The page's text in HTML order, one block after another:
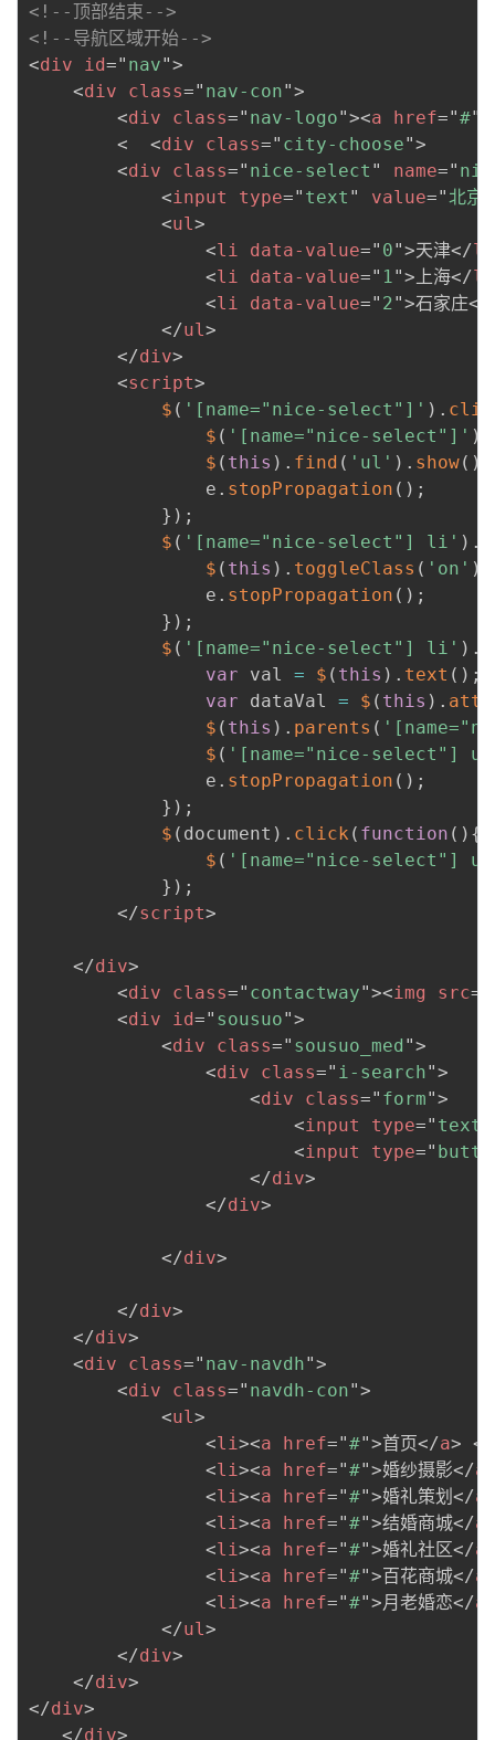
<!--顶部结束-->
<!--导航区域开始-->
<div id=" nav">
<div class=" nav-con">
<div class=" nav-logo"><a href="#"
        <
<div class=" city-choose">
<div class=" nice-select " name="
<input type=" text " value="北京
<ul>
<li data-value=" 0">天津</li
<li data-value=" 1">上海</li
<li data-value=" 2">石家庄</
</ul>
</div>
<script>
$ ( '[name="nice-select"]' ) .
$ ( '[name="nice-select"]' )
$ ( this ) . find ( 'ul' ) . show( )
                e
. stopPropagation ( ) ;
} ) ;
$ ( '[name="nice-select"] li' ) .
$ ( this ) . toggleClass ( 'on' )
                e
. stopPropagation ( ) ;
} ) ;
$ ( '[name="nice-select"] li' ) .
var val = $ ( this ) . text ( ) ;
var dataVal = $ ( this ) . attr
$ ( this ) . parents (
$ ( '[name="nice-select"]
                e
. stopPropagation ( ) ;
} ) ;
$ ( document ) . click ( function ( ) {
$ ( '[name="nice-select"]
} ) ;
</script>
</div>
<div class=" contactway"><img src=
<div id=" sousuo">
<div class=" sousuo_med ">
<div class=" i-search">
<div class=" form">
<input type=" text
<input type="
</div>
</div>
</div>
</div>
</div>
<div class=" nav-navdh">
<div class=" navdh-con">
<ul>
<li><a href="#">首页</a> </
<li><a href="#">婚纱摄影</a
<li><a href="#">婚礼策划 </a
<li><a href="#">结婚商城</a
<li><a href="#">婚礼社区</a
<li><a href="#">百花商城</a
<li><a href="#">月老婚恋</a
</ul>
</div>
</div>
</div>
</div>